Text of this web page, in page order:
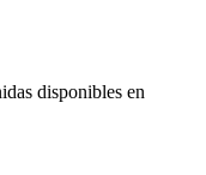
disponibles en